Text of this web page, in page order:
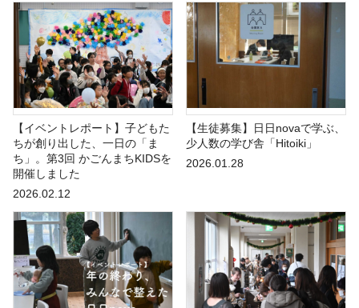
【イベントレポート】子どもた
ちが創り出した、一日の「ま
ち」。第3回 かごんまちKIDSを
開催しました
2026.02.12
【生徒募集】日日novaで学ぶ、
少人数の学び舎「Hitoiki」
2026.01.28